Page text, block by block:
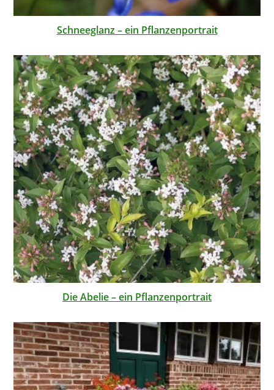
Schneeglanz – ein Pflanzenportrait
Die Abelie – ein Pflanzenportrait